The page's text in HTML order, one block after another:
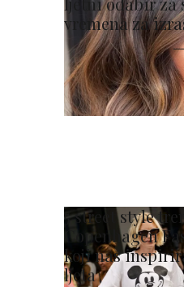
vremena za
5 street style
Copenhagen
koji nas
ljeta